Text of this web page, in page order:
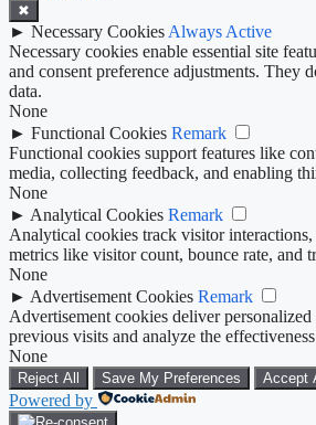
✖
► Necessary Cookies Always Active
Necessary cookies enable essential site
and consent preference adjustments. They
data.
None
► Functional Cookies Remark
Functional cookies support features like
media, collecting feedback, and enabling
None
► Analytical Cookies Remark
Analytical cookies track visitor
metrics like visitor count, bounce rate, and
None
► Advertisement Cookies Remark
Advertisement cookies deliver personalized
previous visits and analyze the
None
Reject All Save My Preferences Accept
Powered by